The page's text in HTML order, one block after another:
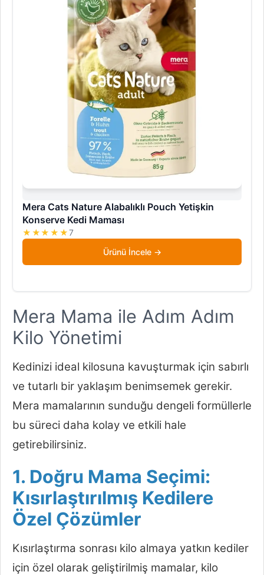
Mera Cats Nature Alabalıklı Pouch Yetişkin
Konserve Kedi Maması
★★★★★7
Ürünü İncele
Mera Mama ile Adım Adım
Kilo Yönetimi
Kedinizi ideal kilosuna kavuşturmak için sabırlı
ve tutarlı bir yaklaşım benimsemek gerekir.
Mera mamalarının sunduğu dengeli formüllerle
bu süreci daha kolay ve etkili hale
getirebilirsiniz.
1. Doğru Mama Seçimi:
Kısırlaştırılmış Kedilere
Özel Çözümler
Kısırlaştırma sonrası kilo almaya yatkın kediler
için özel olarak geliştirilmiş mamalar, kilo